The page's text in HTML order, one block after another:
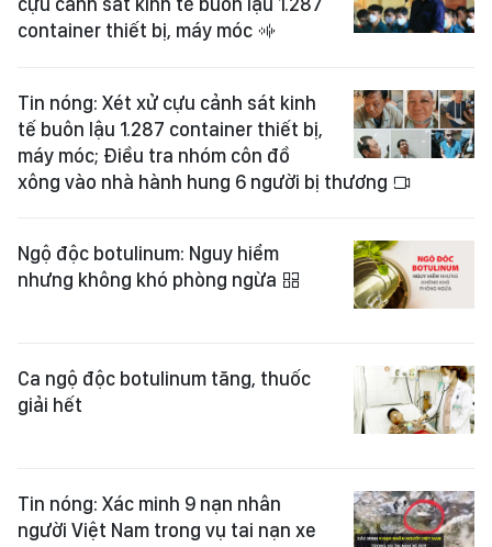
container thiết bị, máy móc
Tin nóng: Xét xử cựu cảnh sát kinh
tế buôn lậu 1.287 container thiết bị,
máy móc; Điều tra nhóm côn đồ
xông vào nhà hành hung 6 người bị thương
Ngộ độc botulinum: Nguy hiểm
nhưng không khó phòng ngừa
Ca ngộ độc botulinum tăng, thuốc
giải hết
Tin nóng: Xác minh 9 nạn nhân
người Việt Nam trong vụ tai nạn xe